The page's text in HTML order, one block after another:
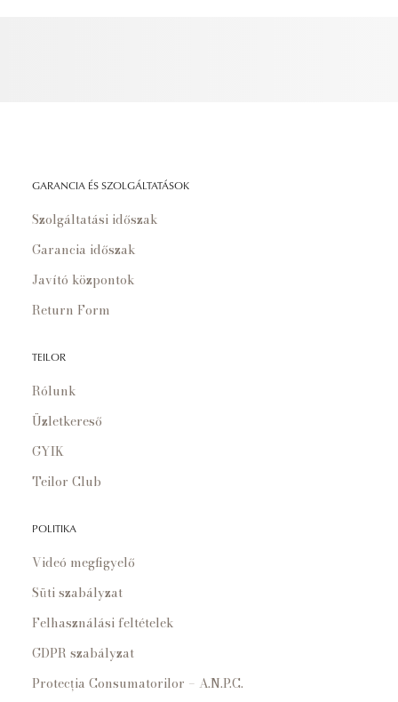
GARANCIA ÉS SZOLGÁLTATÁSOK
Szolgáltatási időszak
Garancia időszak
Javító központok
Return Form
TEILOR
Rólunk
Üzletkereső
GYIK
Teilor Club
POLITIKA
Videó megfigyelő
Süti szabályzat
Felhasználási feltételek
GDPR szabályzat
Protecția Consumatorilor – A.N.P.C.